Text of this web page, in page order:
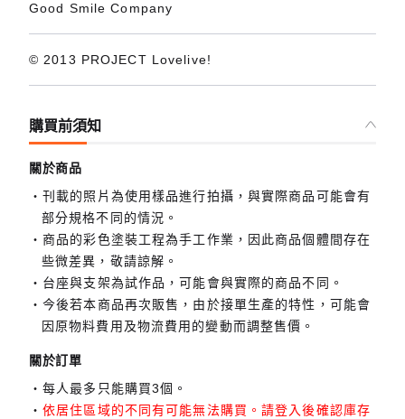
Good Smile Company
© 2013 PROJECT Lovelive!
購買前須知
關於商品
刊載的照片為使用樣品進行拍攝，與實際商品可能會有
部分規格不同的情況。
商品的彩色塗裝工程為手工作業，因此商品個體間存在
些微差異，敬請諒解。
台座與支架為試作品，可能會與實際的商品不同。
今後若本商品再次販售，由於接單生產的特性，可能會
因原物料費用及物流費用的變動而調整售價。
關於訂單
每人最多只能購買3個。
依居住區域的不同有可能無法購買。請登入後確認庫存